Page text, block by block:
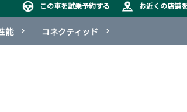
この車を試乗予約する お近くの店舗
能 コネクティッド